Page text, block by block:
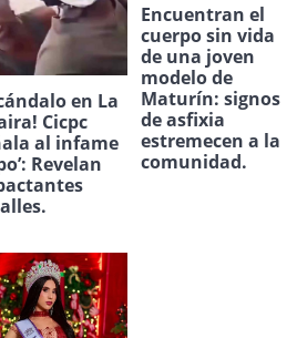
en La
Cicpc
al infame
Revelan
Encuentran el
cuerpo sin vida
de una joven
modelo de
Maturín: signos
de asfixia
estremecen a la
comunidad.